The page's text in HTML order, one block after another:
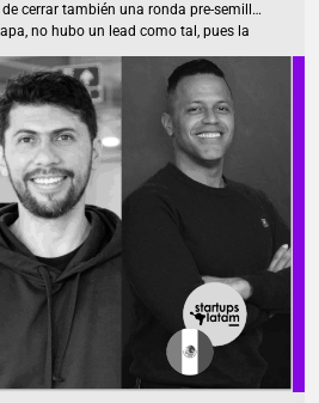
cerrar también una ronda pre-semilla
no hubo un lead como tal, pues la
de ángeles inversionistas
redefine el lanzamiento de
compañías no financieras. Desde
estas empresas pueden
billeteras digitales, nómina
No necesitan construir desde cero ni